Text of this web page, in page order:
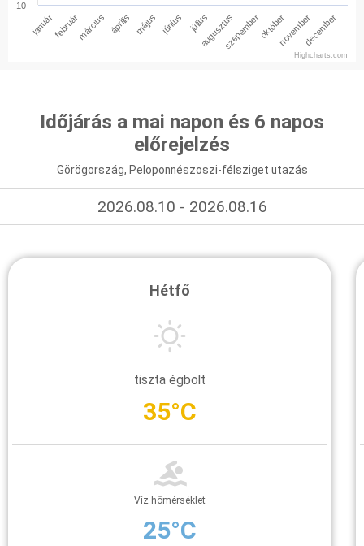
januárfebruármárcius április május június júliusaugusztusszepemberoktóbernovemberdecember
10
Highcharts.com
Időjárás a mai napon és 6 napos
előrejelzés
Görögország, Peloponnészoszi-félsziget utazás
2026.08.10 - 2026.08.16
Hétfő
tiszta égbolt
35°C
Víz hőmérséklet
25°C